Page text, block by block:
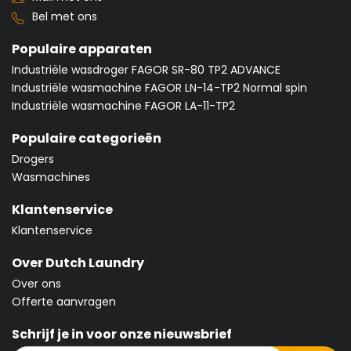
Bel met ons
Populaire apparaten
Industriële wasdroger FAGOR SR-80 TP2 ADVANCE
Industriële wasmachine FAGOR LN-14-TP2 Normal spin
Industriële wasmachine FAGOR LA-11-TP2
Populaire categorieën
Drogers
Wasmachines
Klantenservice
Klantenservice
Over Dutch Laundry
Over ons
Offerte aanvragen
Schrijf je in voor onze nieuwsbrief